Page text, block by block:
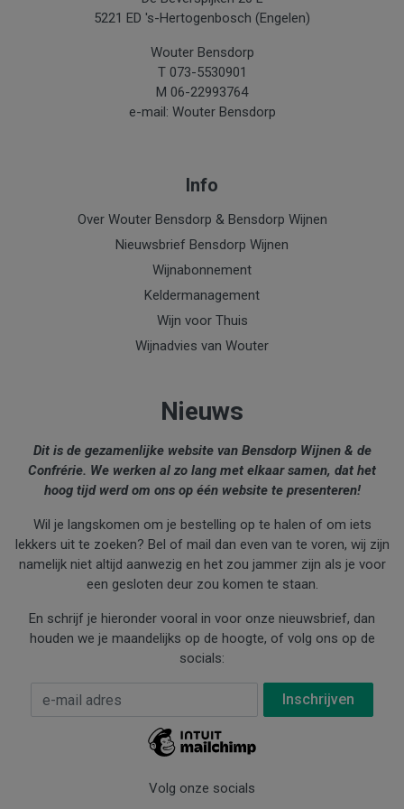
5221 ED 's-Hertogenbosch (Engelen)
Wouter Bensdorp
T 073-5530901
M 06-22993764
e-mail: Wouter Bensdorp
Info
Over Wouter Bensdorp & Bensdorp Wijnen
Nieuwsbrief Bensdorp Wijnen
Wijnabonnement
Keldermanagement
Wijn voor Thuis
Wijnadvies van Wouter
Nieuws
Dit is de gezamenlijke website van Bensdorp Wijnen & de
Confrérie. We werken al zo lang met elkaar samen, dat het
hoog tijd werd om ons op één website te presenteren!
Wil je langskomen om je bestelling op te halen of om iets
lekkers uit te zoeken? Bel of mail dan even van te voren, wij zijn
namelijk niet altijd aanwezig en het zou jammer zijn als je voor
een gesloten deur zou komen te staan.
En schrijf je hieronder vooral in voor onze nieuwsbrief, dan
houden we je maandelijks op de hoogte, of volg ons op de
socials:
E-mail Adres
Volg onze socials